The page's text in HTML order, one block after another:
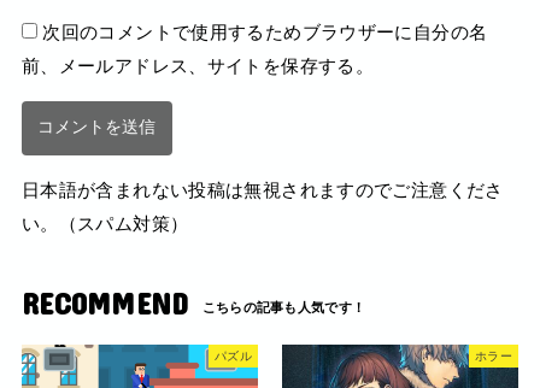
次回のコメントで使用するためブラウザーに自分の名
前、メールアドレス、サイトを保存する。
日本語が含まれない投稿は無視されますのでご注意くださ
い。（スパム対策）
RECOMMEND
パズル ホラー